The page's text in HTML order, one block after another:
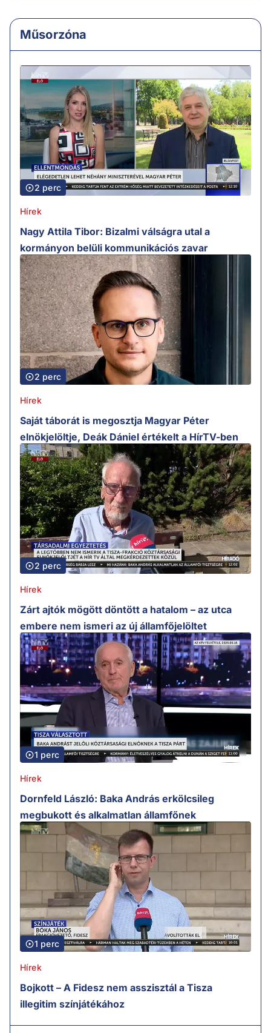
Műsorzóna
2 perc
Hírek
Nagy Attila Tibor: Bizalmi válságra utal a
kormányon belüli kommunikációs zavar
2 perc
Hírek
Saját táborát is megosztja Magyar Péter
elnökjelöltje, Deák Dániel értékelt a HírTV-ben
2 perc
Hírek
Zárt ajtók mögött döntött a hatalom – az utca
embere nem ismeri az új államfőjelöltet
1 perc
Hírek
Dornfeld László: Baka András erkölcsileg
megbukott és alkalmatlan államfőnek
1 perc
Hírek
Bojkott – A Fidesz nem asszisztál a Tisza
illegitim színjátékához